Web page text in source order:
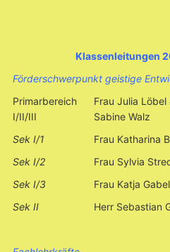
Klassenleitungen
Förderschwerpunkt geistige
Primarbereich
I/II/III
Frau Julia Löbel
Sabine Walz
Sek I/1
Frau Katharina
Sek I/2
Frau Sylvia
Sek I/3
Frau Katja Gabel
Sek II
Herr Sebastian